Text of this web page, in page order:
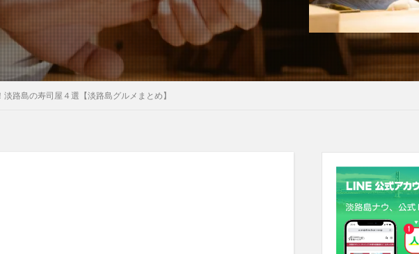
路島の寿司屋４選【淡路島グルメまとめ】